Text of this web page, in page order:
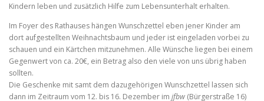
Kindern leben und zusätzlich Hilfe zum Lebensunterhalt erhalten.
Im Foyer des Rathauses hängen Wunschzettel eben jener Kinder am
dort aufgestellten Weihnachtsbaum und jeder ist eingeladen vorbei zu
schauen und ein Kärtchen mitzunehmen. Alle Wünsche liegen bei einem
Gegenwert von ca. 20€, ein Betrag also den viele von uns übrig haben
sollten.
Die Geschenke mit samt dem dazugehörigen Wunschzettel lassen sich
dann im Zeitraum vom 12. bis 16. Dezember im jfbw (Bürgerstraße 16)